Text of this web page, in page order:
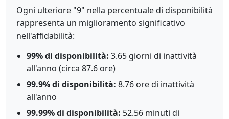
Ogni ulteriore "9" nella percentuale di disponibilità
rappresenta un miglioramento significativo
nell'affidabilità:
99% di disponibilità: 3.65 giorni di inattività
all'anno (circa 87.6 ore)
99.9% di disponibilità: 8.76 ore di inattività
all'anno
99.99% di disponibilità: 52.56 minuti di